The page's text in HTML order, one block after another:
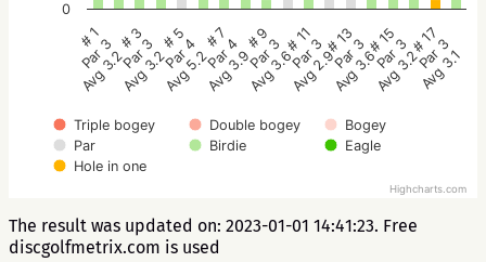
Triple bogey Double bogey
Bogey
Par
Birdie
Eagle
Hole in one
# 1
Par 3
Avg 3.2
# 3
Par 3
Avg 3.2
# 5
Par 4
Avg 5.2
# 7
Par 4
Avg 3.9
# 9
Par 3
Avg 3.6
# 11
Par 3
Avg 2.9
# 13
Par 3
Avg 3.6
# 15
Par 3
Avg 3.2
# 17
Par 3
Avg 3.1
0
Highcharts.com
The result was updated on: 2023-01-01 14:41:23. Free
discgolfmetrix.com is used